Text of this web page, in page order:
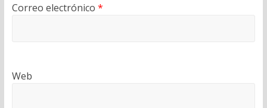
Correo electrónico *
Web